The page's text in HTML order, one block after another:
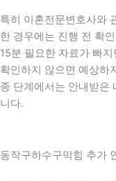
특히 이혼전문변호사와
한 경우에는 진행 전 확
15분 필요한 자료가 빠
확인하지 않으면 예상하
종 단계에서는 안내받은
니다.
동작구하수구막힘 추가